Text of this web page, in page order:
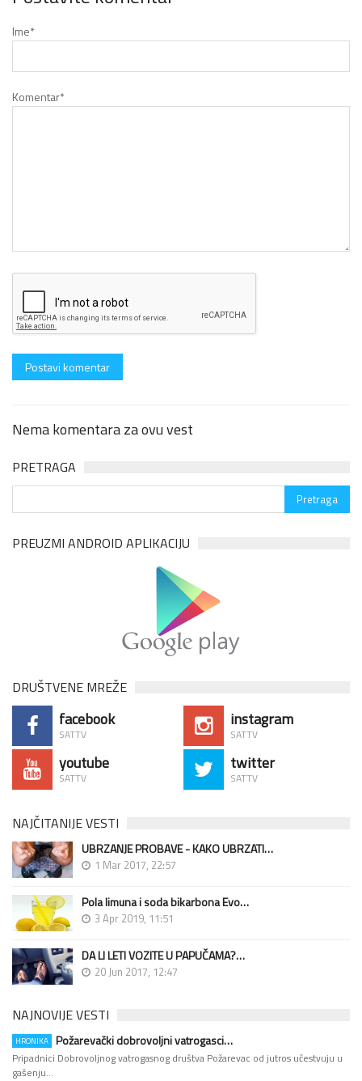
Ime*
Komentar*
Nema komentara za ovu vest
PRETRAGA
PREUZMI ANDROID APLIKACIJU
DRUŠTVENE MREŽE
facebook
SATTV
instagram
SATTV
youtube
SATTV
twitter
SATTV
NAJČITANIJE VESTI
UBRZANJE PROBAVE - KAKO UBRZATI…
1 Mar 2017, 22:57
Pola limuna i soda bikarbona Evo…
3 Apr 2019, 11:51
DA LI LETI VOZITE U PAPUČAMA?…
20 Jun 2017, 12:47
NAJNOVIJE VESTI
HRONIKA Požarevački dobrovoljni vatrogasci…
Pripadnici Dobrovoljnog vatrogasnog društva Požarevac od jutros učestvuju u
gašenju…